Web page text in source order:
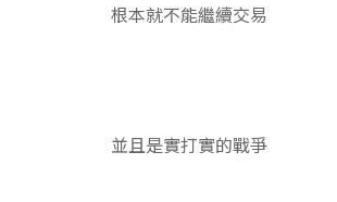
根本就不能繼續交易
並且是實打實的戰爭